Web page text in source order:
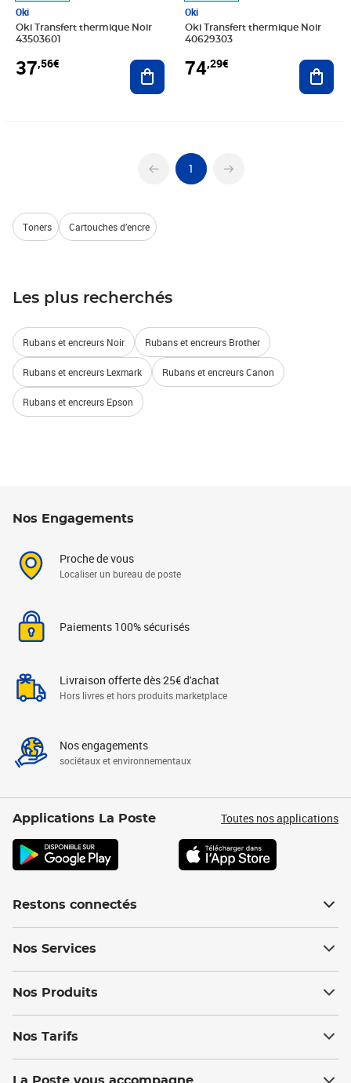
Oki
Oki Transfert thermique Noir
43503601
37,56€ Ajouter au panier
Oki
Oki Transfert thermique Noir
40629303
74,29€
1
Toners Cartouches d’encre
Les plus recherchés
Rubans et encreurs Noir Rubans et encreurs Brother
Rubans et encreurs Lexmark Rubans et encreurs Canon
Rubans et encreurs Epson
Nos Engagements
Proche de vous
Localiser un bureau de poste
Paiements 100% sécurisés
Livraison offerte dès 25€ d'achat
Hors livres et hors produits marketplace
Nos engagements
sociétaux et environnementaux
Applications La Poste Toutes nos applications
Restons connectés
Nos Services
Nos Produits
Nos Tarifs